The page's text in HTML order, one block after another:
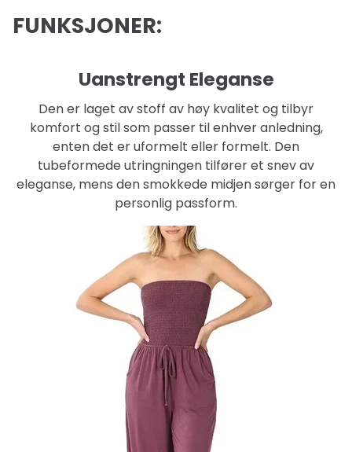
FUNKSJONER:
Uanstrengt Eleganse
Den er laget av stoff av høy kvalitet og tilbyr
komfort og stil som passer til enhver anledning,
enten det er uformelt eller formelt. Den
tubeformede utringningen tilfører et snev av
eleganse, mens den smokkede midjen sørger for en
personlig passform.